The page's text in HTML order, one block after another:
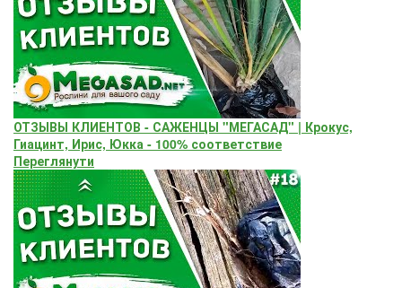
ОТЗЫВЫ КЛИЕНТОВ - САЖЕНЦЫ "МЕГАСАД" | Крокус,
Гиацинт, Ирис, Юкка - 100% соответствие
Переглянути